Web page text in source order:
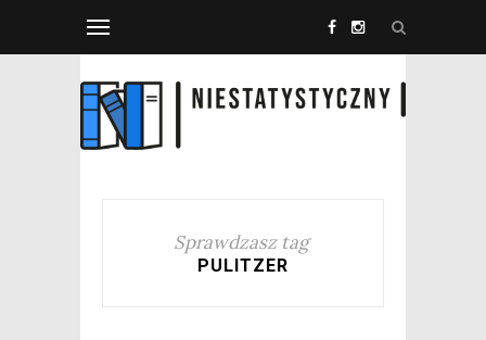
Sprawdzasz tag
PULITZER